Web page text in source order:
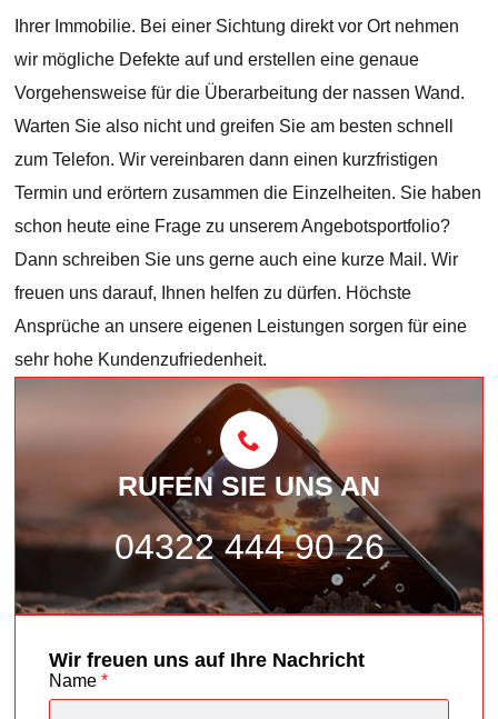
Ihrer Immobilie. Bei einer Sichtung direkt vor Ort nehmen
wir mögliche Defekte auf und erstellen eine genaue
Vorgehensweise für die Überarbeitung der nassen Wand.
Warten Sie also nicht und greifen Sie am besten schnell
zum Telefon. Wir vereinbaren dann einen kurzfristigen
Termin und erörtern zusammen die Einzelheiten. Sie haben
schon heute eine Frage zu unserem Angebotsportfolio?
Dann schreiben Sie uns gerne auch eine kurze Mail. Wir
freuen uns darauf, Ihnen helfen zu dürfen. Höchste
Ansprüche an unsere eigenen Leistungen sorgen für eine
sehr hohe Kundenzufriedenheit.
RUFEN SIE UNS AN
04322 444 90 26
Wir freuen uns auf Ihre Nachricht
Name *